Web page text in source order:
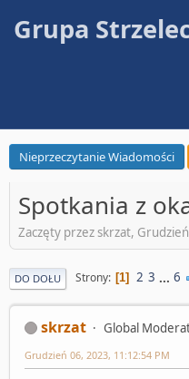
Grupa
Nieprzeczytanie Wiadomości
Spotkania z
Zaczęty przez skrzat,
DO DOŁU Strony 1 2 3 ... 6
skrzat Global
Grudzień 06, 2023, 11:12:54 PM